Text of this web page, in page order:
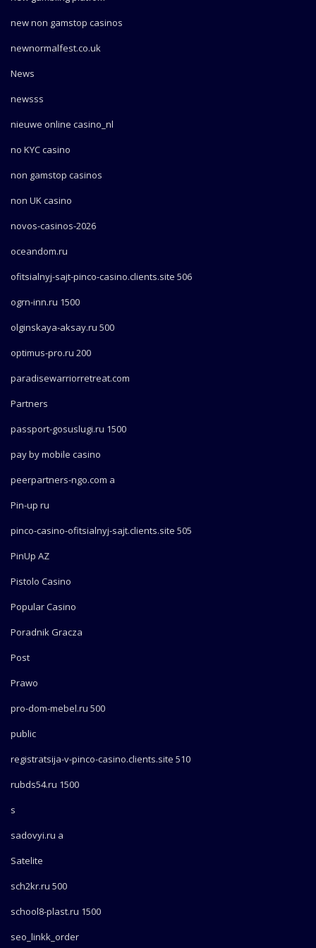
new non gamstop casinos
newnormalfest.co.uk
News
newsss
nieuwe online casino_nl
no KYC casino
non gamstop casinos
non UK casino
novos-casinos-2026
oceandom.ru
ofitsialnyj-sajt-pinco-casino.clients.site 506
ogrn-inn.ru 1500
olginskaya-aksay.ru 500
optimus-pro.ru 200
paradisewarriorretreat.com
Partners
passport-gosuslugi.ru 1500
pay by mobile casino
peerpartners-ngo.com a
Pin-up ru
pinco-casino-ofitsialnyj-sajt.clients.site 505
PinUp AZ
Pistolo Casino
Popular Casino
Poradnik Gracza
Post
Prawo
pro-dom-mebel.ru 500
public
registratsija-v-pinco-casino.clients.site 510
rubds54.ru 1500
s
sadovyi.ru a
Satelite
sch2kr.ru 500
school8-plast.ru 1500
seo_linkk_order